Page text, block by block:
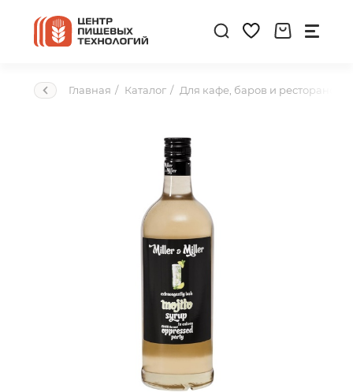
Главная Каталог Для кафе, баров и ресторанов